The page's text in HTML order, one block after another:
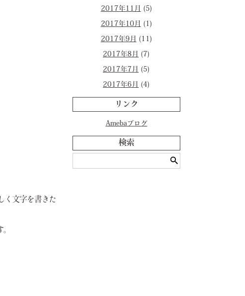
く文字を書きた
2017年11月 (5)
2017年10月 (1)
2017年9月 (11)
2017年8月 (7)
2017年7月 (5)
2017年6月 (4)
リンク
Amebaブログ
検索